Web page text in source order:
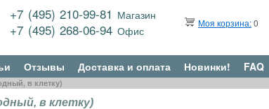
+7 (495) 210-99-81 Магазин
+7 (495) 268-06-94Офис
Моя корзина:0
Отзывы Доставка и оплата Новинки! FAQ
в клетку)
в клетку)